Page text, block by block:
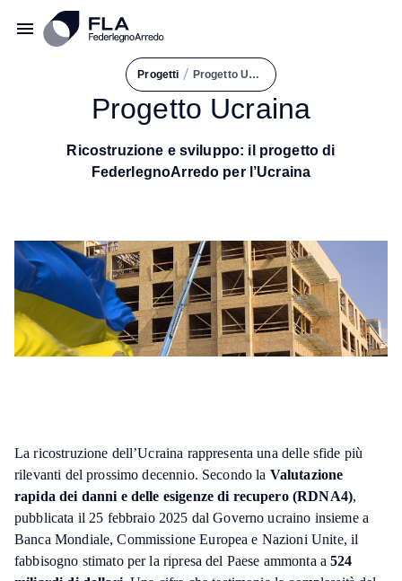
Progetti / Progetto Ucraina
Progetto Ucraina
Ricostruzione e sviluppo: il progetto di
FederlegnoArredo per l’Ucraina
La ricostruzione dell’Ucraina rappresenta una delle sfide più
rilevanti del prossimo decennio. Secondo la Valutazione
rapida dei danni e delle esigenze di recupero (RDNA4),
pubblicata il 25 febbraio 2025 dal Governo ucraino insieme a
Banca Mondiale, Commissione Europea e Nazioni Unite, il
fabbisogno stimato per la ripresa del Paese ammonta a524